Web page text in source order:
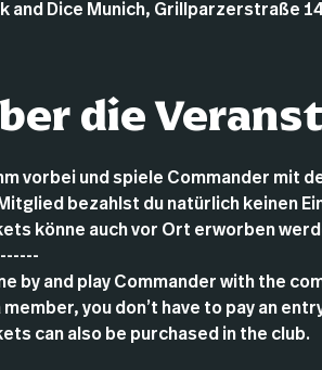
and Dice Munich, Grillparzerstraße
die
vorbei und spiele Commander mit
bezahlst du natürlich keinen
könne auch vor Ort erworben
by and play Commander with the
member, you don’t have to pay an
can also be purchased in the club.